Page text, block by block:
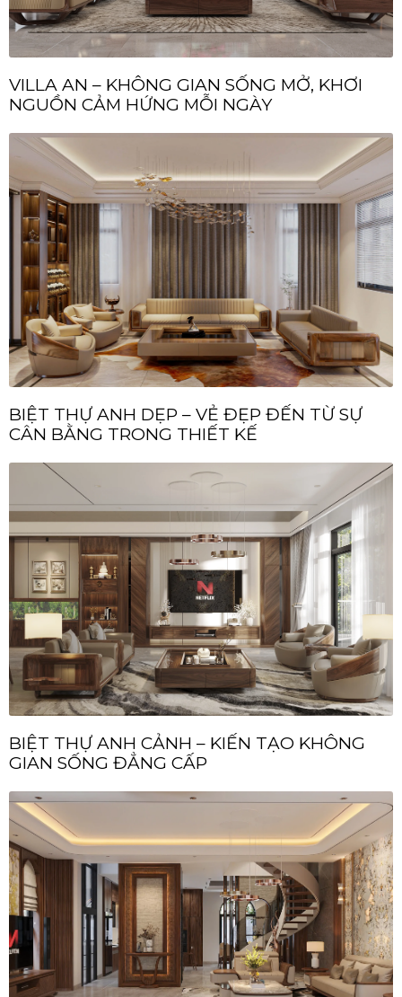
VILLA AN – KHÔNG GIAN SỐNG MỞ, KHƠI
NGUỒN CẢM HỨNG MỖI NGÀY
BIỆT THỰ ANH DẸP – VẺ ĐẸP ĐẾN TỪ SỰ
CÂN BẰNG TRONG THIẾT KẾ
BIỆT THỰ ANH CẢNH – KIẾN TẠO KHÔNG
GIAN SỐNG ĐẲNG CẤP